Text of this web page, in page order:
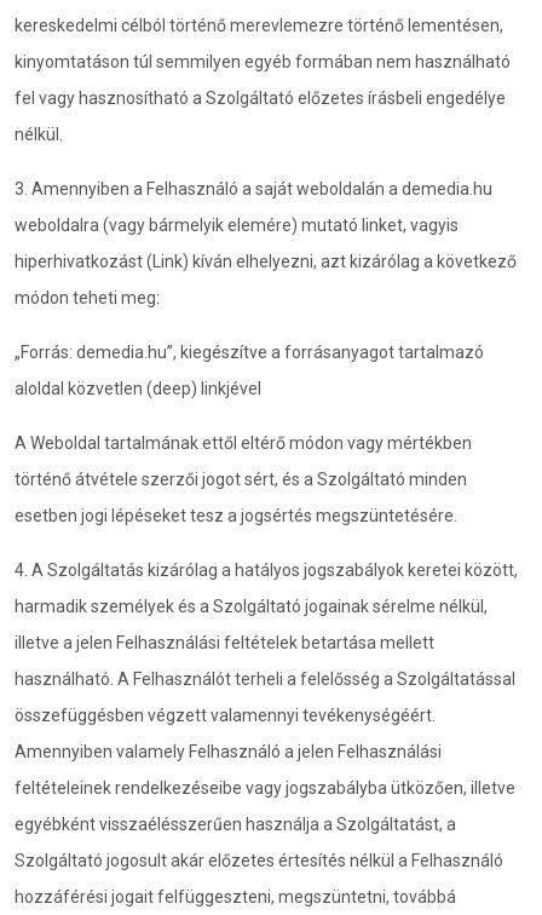
kereskedelmi célból történő merevlemezre történő lementésen,
kinyomtatáson túl semmilyen egyéb formában nem használható
fel vagy hasznosítható a Szolgáltató előzetes írásbeli engedélye
nélkül.
3. Amennyiben a Felhasználó a saját weboldalán a demedia.hu
weboldalra (vagy bármelyik elemére) mutató linket, vagyis
hiperhivatkozást (Link) kíván elhelyezni, azt kizárólag a következő
módon teheti meg:
„Forrás: demedia.hu”, kiegészítve a forrásanyagot tartalmazó
aloldal közvetlen (deep) linkjével
A Weboldal tartalmának ettől eltérő módon vagy mértékben
történő átvétele szerzői jogot sért, és a Szolgáltató minden
esetben jogi lépéseket tesz a jogsértés megszüntetésére.
4. A Szolgáltatás kizárólag a hatályos jogszabályok keretei között,
harmadik személyek és a Szolgáltató jogainak sérelme nélkül,
illetve a jelen Felhasználási feltételek betartása mellett
használható. A Felhasználót terheli a felelősség a Szolgáltatással
összefüggésben végzett valamennyi tevékenységéért.
Amennyiben valamely Felhasználó a jelen Felhasználási
feltételeinek rendelkezéseibe vagy jogszabályba ütközően, illetve
egyébként visszaélésszerűen használja a Szolgáltatást, a
Szolgáltató jogosult akár előzetes értesítés nélkül a Felhasználó
hozzáférési jogait felfüggeszteni, megszüntetni, továbbá